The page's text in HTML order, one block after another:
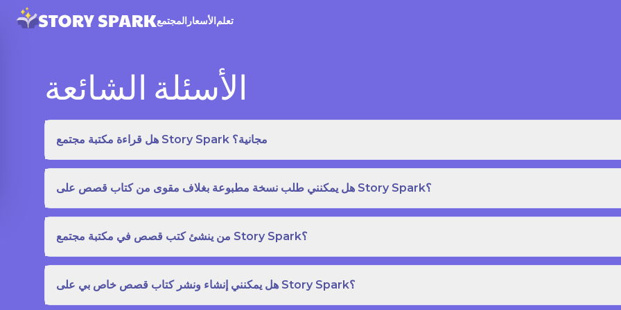
المجتمع الأسعارتعلم
الأسئلة الشائعة
هل قراءة مكتبة مجتمع Story Spark مجانية؟
هل يمكنني طلب نسخة مطبوعة بغلاف مقوى من كتاب قصص على Story Spark؟
من ينشئ كتب قصص في مكتبة مجتمع Story Spark؟
هل يمكنني إنشاء ونشر كتاب قصص خاص بي على Story Spark؟